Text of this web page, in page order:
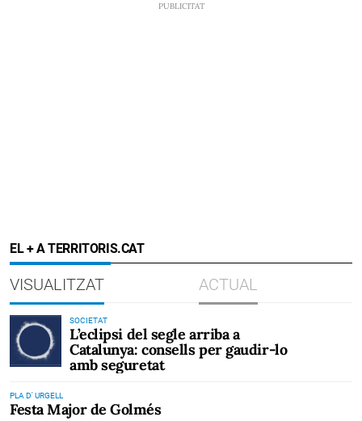
EL + A TERRITORIS.CAT
VISUALITZAT ACTUAL
SOCIETAT
L’eclipsi del segle arriba a
Catalunya: consells per gaudir-lo
amb seguretat
PLA D' URGELL
Festa Major de Golmés